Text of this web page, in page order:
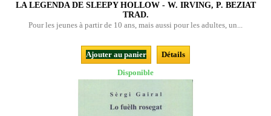
LA LEGENDA DE SLEEPY HOLLOW - W. IRVING, P. BEZIAT
TRAD.
Pour les jeunes à partir de 10 ans, mais aussi pour les adultes, un...
Ajouter au panier
Détails
Disponible